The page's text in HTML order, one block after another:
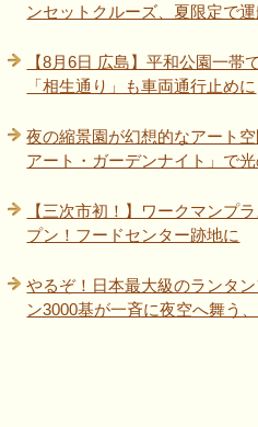
ンセットクルーズ、夏限定で運
【8月6日 広島】平和公園一帯
「相生通り」も車両通行止めに
夜の縮景園が幻想的なアート
アート・ガーデンナイト」で
【三次市初！】ワークマンプ
プン！フードセンター跡地に
やるぞ！日本最大級のランタ
ン3000基が一斉に夜空へ舞う